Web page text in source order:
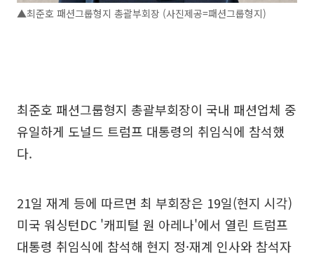
▲최준호 패션그룹형지 총괄부회장 (사진제공=패션그룹형지)
최준호 패션그룹형지 총괄부회장이 국내 패션업체 중
유일하게 도널드 트럼프 대통령의 취임식에 참석했
다.
21일 재계 등에 따르면 최 부회장은 19일(현지 시각)
미국 워싱턴DC '캐피털 원 아레나'에서 열린 트럼프
대통령 취임식에 참석해 현지 정·재계 인사와 참석자